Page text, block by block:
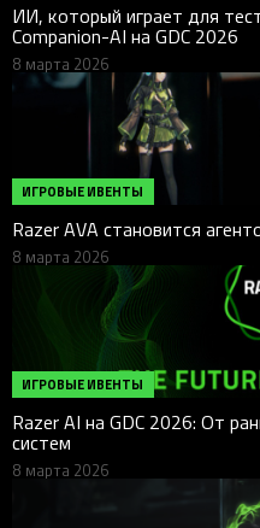
ИИ, который играет для
Companion-AI на GDC 2026
8 марта 2026
ИГРОВЫЕ ИВЕНТЫ
Razer AVA становится
8 марта 2026
ИГРОВЫЕ ИВЕНТЫ
Razer AI на GDC 2026: От
систем
8 марта 2026